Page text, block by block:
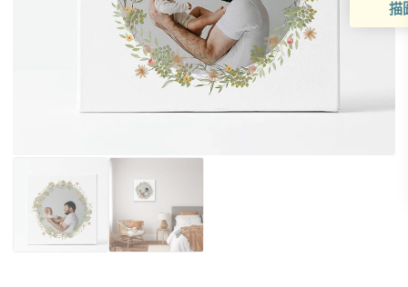
描